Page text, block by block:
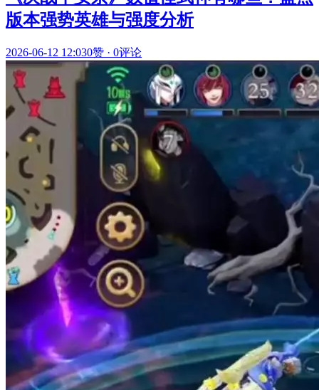
版本强势英雄与强度分析
2026-06-12 12:030赞 · 0评论